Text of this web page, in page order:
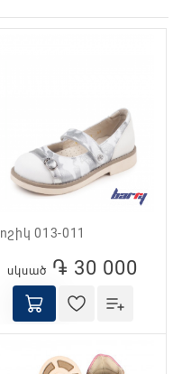
Կոշիկ 013-011
սկսած ֏ 30 000